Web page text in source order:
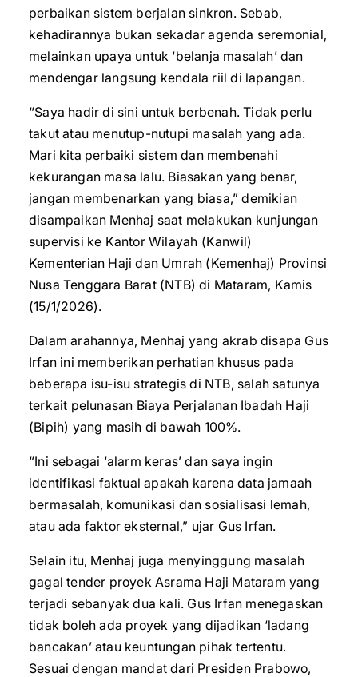
perbaikan sistem berjalan sinkron. Sebab,
kehadirannya bukan sekadar agenda seremonial,
melainkan upaya untuk ‘belanja masalah’ dan
mendengar langsung kendala riil di lapangan.
“Saya hadir di sini untuk berbenah. Tidak perlu
takut atau menutup-nutupi masalah yang ada.
Mari kita perbaiki sistem dan membenahi
kekurangan masa lalu. Biasakan yang benar,
jangan membenarkan yang biasa,” demikian
disampaikan Menhaj saat melakukan kunjungan
supervisi ke Kantor Wilayah (Kanwil)
Kementerian Haji dan Umrah (Kemenhaj) Provinsi
Nusa Tenggara Barat (NTB) di Mataram, Kamis
(15/1/2026).
Dalam arahannya, Menhaj yang akrab disapa Gus
Irfan ini memberikan perhatian khusus pada
beberapa isu-isu strategis di NTB, salah satunya
terkait pelunasan Biaya Perjalanan Ibadah Haji
(Bipih) yang masih di bawah 100%.
“Ini sebagai ‘alarm keras’ dan saya ingin
identifikasi faktual apakah karena data jamaah
bermasalah, komunikasi dan sosialisasi lemah,
atau ada faktor eksternal,” ujar Gus Irfan.
Selain itu, Menhaj juga menyinggung masalah
gagal tender proyek Asrama Haji Mataram yang
terjadi sebanyak dua kali. Gus Irfan menegaskan
tidak boleh ada proyek yang dijadikan ‘ladang
bancakan’ atau keuntungan pihak tertentu.
Sesuai dengan mandat dari Presiden Prabowo,